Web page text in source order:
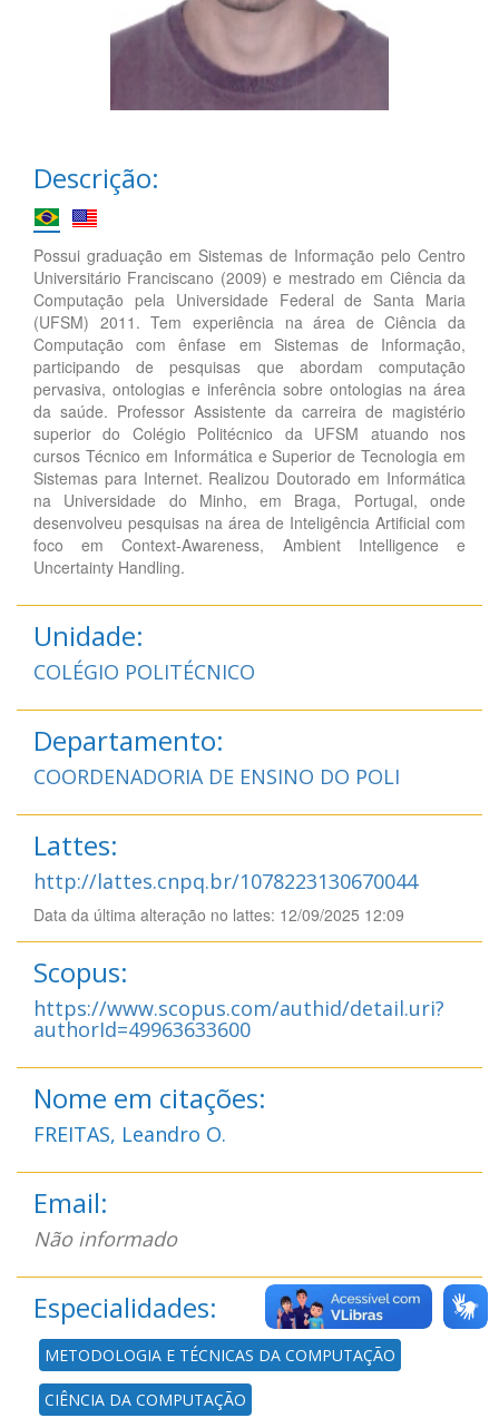
Descrição:
Possui graduação em Sistemas de Informação pelo Centro
Universitário Franciscano (2009) e mestrado em Ciência da
Computação pela Universidade Federal de Santa Maria
(UFSM) 2011. Tem experiência na área de Ciência da
Computação com ênfase em Sistemas de Informação,
participando de pesquisas que abordam computação
pervasiva, ontologias e inferência sobre ontologias na área
da saúde. Professor Assistente da carreira de magistério
superior do Colégio Politécnico da UFSM atuando nos
cursos Técnico em Informática e Superior de Tecnologia em
Sistemas para Internet. Realizou Doutorado em Informática
na Universidade do Minho, em Braga, Portugal, onde
desenvolveu pesquisas na área de Inteligência Artificial com
foco em Context-Awareness, Ambient Intelligence e
Uncertainty Handling.
Unidade:
COLÉGIO POLITÉCNICO
Departamento:
COORDENADORIA DE ENSINO DO POLI
Lattes:
http://lattes.cnpq.br/1078223130670044
Data da última alteração no lattes: 12/09/2025 12:09
Scopus:
https://www.scopus.com/authid/detail.uri?
authorId=49963633600
Nome em citações:
FREITAS, Leandro O.
Email:
Não informado
Especialidades:
METODOLOGIA E TÉCNICAS DA COMPUTAÇÃO
CIÊNCIA DA COMPUTAÇÃO